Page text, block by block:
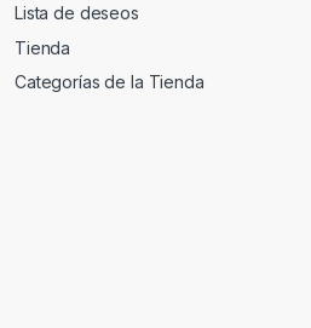
Lista de deseos
Tienda
Categorías de la Tienda